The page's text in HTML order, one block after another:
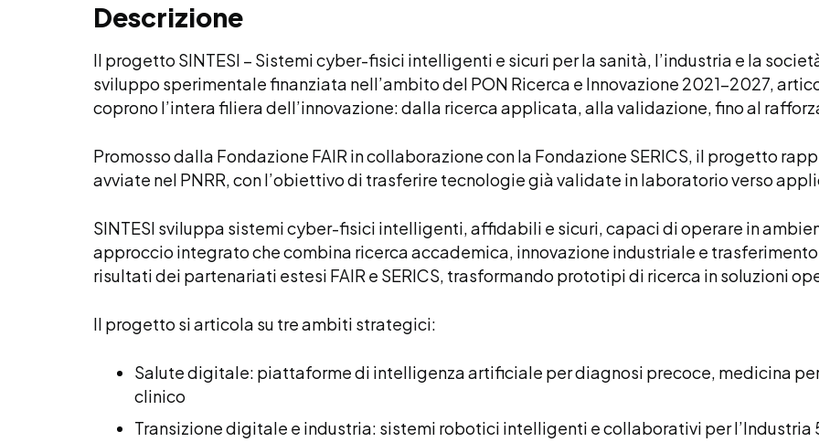
Descrizione
Il progetto SINTESI – Sistemi cyber-fisici intelligenti e sicuri per la sanità, l’industria e la
sviluppo sperimentale finanziata nell’ambito del PON Ricerca e Innovazione 2021–2027,
coprono l’intera filiera dell’innovazione: dalla ricerca applicata, alla validazione, fino al
Promosso dalla Fondazione FAIR in collaborazione con la Fondazione SERICS, il progetto
avviate nel PNRR, con l’obiettivo di trasferire tecnologie già validate in laboratorio verso
SINTESI sviluppa sistemi cyber-fisici intelligenti, affidabili e sicuri, capaci di operare in
approccio integrato che combina ricerca accademica, innovazione industriale e
risultati dei partenariati estesi FAIR e SERICS, trasformando prototipi di ricerca in soluzioni
Il progetto si articola su tre ambiti strategici:
Salute digitale: piattaforme di intelligenza artificiale per diagnosi precoce, medicina
clinico
Transizione digitale e industria: sistemi robotici intelligenti e collaborativi per l’Industria